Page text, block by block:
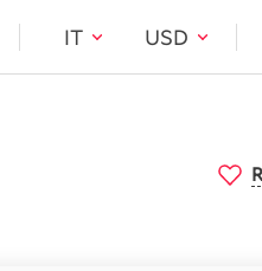
IT USD